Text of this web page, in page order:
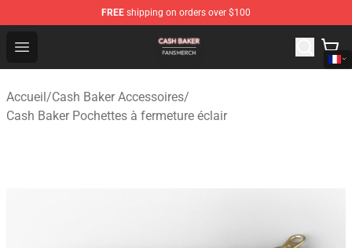
FREE shipping on orders over $100
Open menu
Cash Baker Shop - Official Cash Baker Merchandise
Accueil/Cash Baker Accessoires/
Cash Baker Pochettes à fermeture éclair